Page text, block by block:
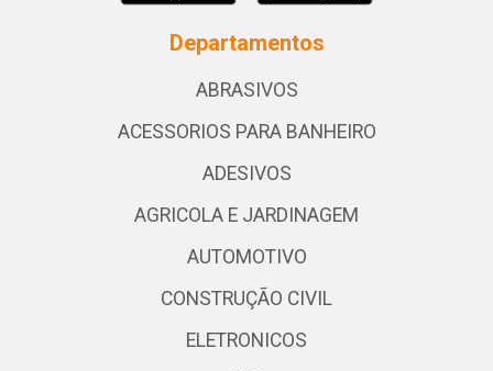
Departamentos
ABRASIVOS
ACESSORIOS PARA BANHEIRO
ADESIVOS
AGRICOLA E JARDINAGEM
AUTOMOTIVO
CONSTRUÇÃO CIVIL
ELETRONICOS